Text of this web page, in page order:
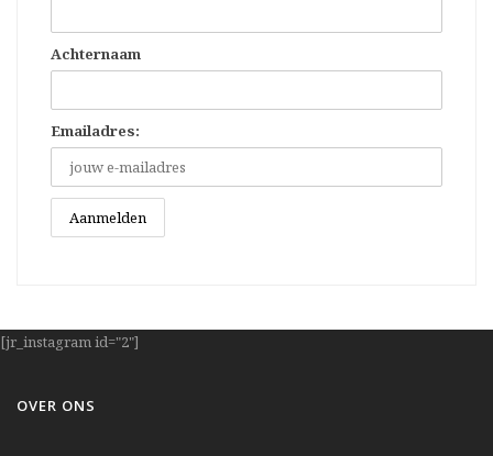
Achternaam
Emailadres:
[jr_instagram id="2"]
OVER ONS